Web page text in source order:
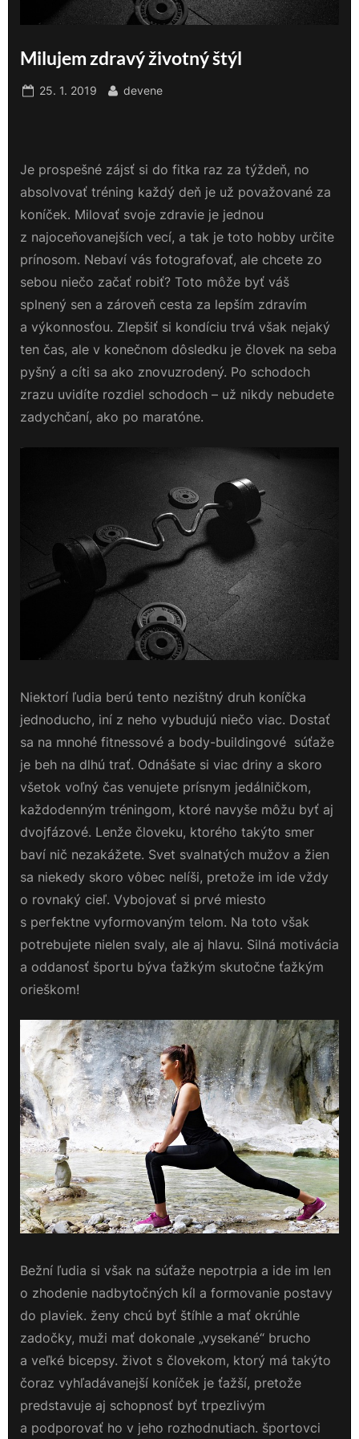
Milujem zdravý životný štýl
Posted
25. 1. 2019 By
devene
Je prospešné zájsť si do fitka raz za týždeň, no
absolvovať tréning každý deň je už považované za
koníček. Milovať svoje zdravie je jednou
z najoceňovanejších vecí, a tak je toto hobby určite
prínosom. Nebaví vás fotografovať, ale chcete zo
sebou niečo začať robiť? Toto môže byť váš
splnený sen a zároveň cesta za lepším zdravím
a výkonnosťou. Zlepšiť si kondíciu trvá však nejaký
ten čas, ale v konečnom dôsledku je človek na seba
pyšný a cíti sa ako znovuzrodený. Po schodoch
zrazu uvidíte rozdiel schodoch – už nikdy nebudete
zadychčaní, ako po maratóne.
Niektorí ľudia berú tento nezištný druh koníčka
jednoducho, iní z neho vybudujú niečo viac. Dostať
sa na mnohé fitnessové a body-buildingové súťaže
je beh na dlhú trať. Odnášate si viac driny a skoro
všetok voľný čas venujete prísnym jedálničkom,
každodenným tréningom, ktoré navyše môžu byť aj
dvojfázové. Lenže človeku, ktorého takýto smer
baví nič nezakážete. Svet svalnatých mužov a žien
sa niekedy skoro vôbec nelíši, pretože im ide vždy
o rovnaký cieľ. Vybojovať si prvé miesto
s perfektne vyformovaným telom. Na toto však
potrebujete nielen svaly, ale aj hlavu. Silná motivácia
a oddanosť športu býva ťažkým skutočne ťažkým
orieškom!
Bežní ľudia si však na súťaže nepotrpia a ide im len
o zhodenie nadbytočných kíl a formovanie postavy
do plaviek. ženy chcú byť štíhle a mať okrúhle
zadočky, muži mať dokonale „vysekané“ brucho
a veľké bicepsy. život s človekom, ktorý má takýto
čoraz vyhľadávanejší koníček je ťažší, pretože
predstavuje aj schopnosť byť trpezlivým
a podporovať ho v jeho rozhodnutiach. športovci